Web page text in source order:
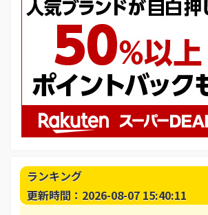
ランキング
更新時間：2026-08-07 15:40:11